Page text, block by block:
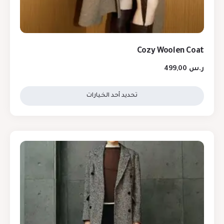
Cozy Woolen Coat
ر.س
تحديد أحد الخيارات